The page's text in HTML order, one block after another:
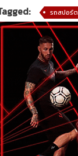
รถสปอร์ต